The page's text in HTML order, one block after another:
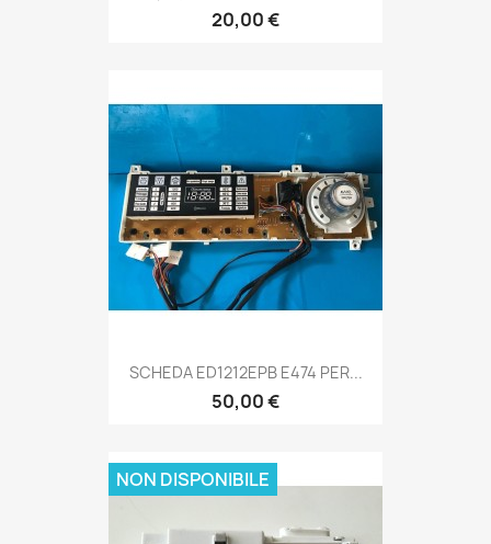
20,00 €
SCHEDA ED1212EPB E474 PER...
50,00 €
NON DISPONIBILE